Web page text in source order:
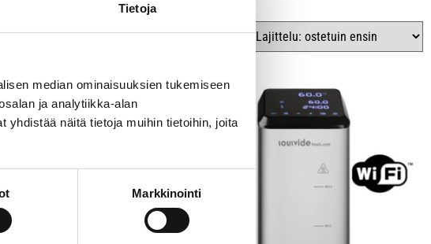
Tietoja
median ominaisuuksien tukemiseen
ja analytiikka-alan
yhdistää näitä tietoja muihin tietoihin, joita
Markkinointi